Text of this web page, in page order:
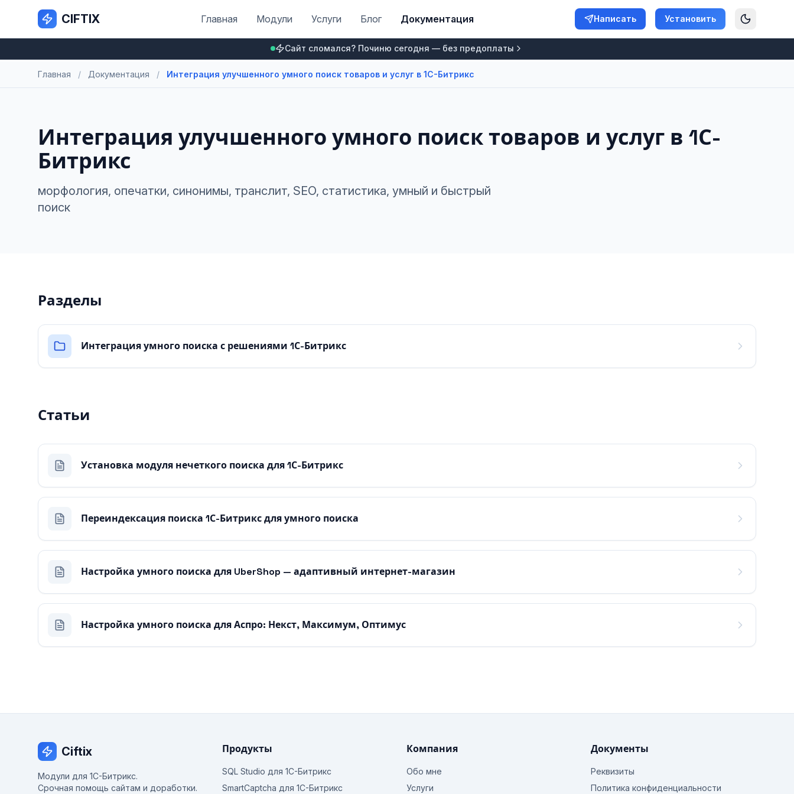
CIFTIX Главная Модули Услуги Блог Документация Написать Установить
Сайт сломался? Починю сегодня — без предоплаты
Главная / Документация / Интеграция улучшенного умного поиск товаров и услуг в 1С-Битрикс
Интеграция улучшенного умного поиск товаров и услуг в 1С-
Битрикс
морфология, опечатки, синонимы, транслит, SEO, статистика, умный и быстрый
поиск
Разделы
Интеграция умного поиска с решениями 1С-Битрикс
Статьи
Установка модуля нечеткого поиска для 1С-Битрикс
Переиндексация поиска 1С-Битрикс для умного поиска
Настройка умного поиска для UberShop — адаптивный интернет-магазин
Настройка умного поиска для Аспро: Некст, Максимум, Оптимус
Ciftix
Модули для 1С-Битрикс.
Срочная помощь сайтам и доработки.
Продукты
SQL Studio для 1С-Битрикс
SmartCaptcha для 1С-Битрикс
Компания
Обо мне
Услуги
Документы
Реквизиты
Политика конфиденциальности